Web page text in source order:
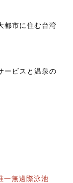
都市に住む台湾
ービスと温泉の
一無邊際泳池